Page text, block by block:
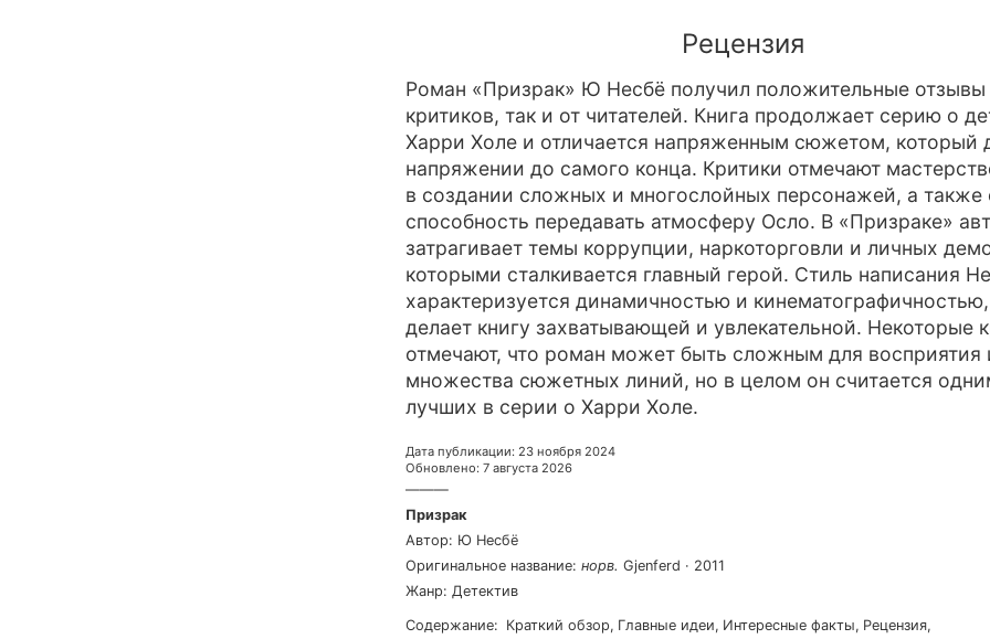
Рецензия
Роман «Призрак» Ю Несбё получил положительные отзывы
критиков, так и от читателей. Книга продолжает серию о
Харри Холе и отличается напряженным сюжетом, который
напряжении до самого конца. Критики отмечают
в создании сложных и многослойных персонажей, а также
способность передавать атмосферу Осло. В «Призраке»
затрагивает темы коррупции, наркоторговли и личных
которыми сталкивается главный герой. Стиль написания
характеризуется динамичностью и
делает книгу захватывающей и увлекательной. Некоторые
отмечают, что роман может быть сложным для восприятия
множества сюжетных линий, но в целом он считается
лучших в серии о Харри Холе.
Дата публикации: 23 ноября 2024
Обновлено: 7 августа 2026
———
Призрак
Автор: Ю Несбё
Оригинальное название: норв. Gjenferd · 2011
Жанр: Детектив
Содержание: Краткий обзор, Главные идеи, Интересные факты, Рецензия,